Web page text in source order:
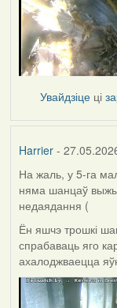
Увайдзіце ці
Harrier-
На жаль, у 5-га
няма шанцаў
недаядання (
Ён яшчэ трошкі
спрабаваць яго
ахалоджваецца